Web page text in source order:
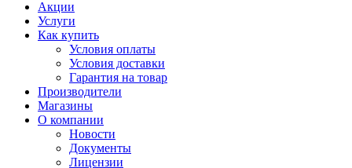
Акции
Услуги
Как купить
Условия оплаты
Условия доставки
Гарантия на товар
Производители
Магазины
О компании
Новости
Документы
Лицензии